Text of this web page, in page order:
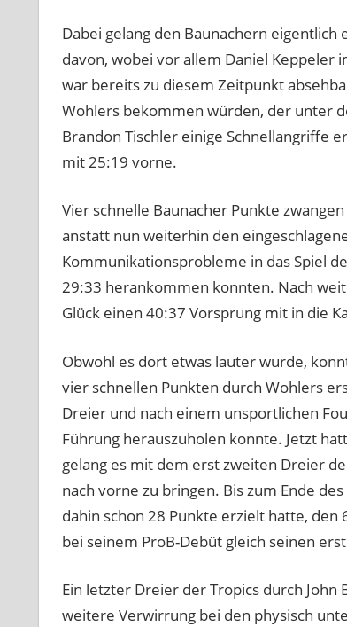
Dabei gelang den Baunachern
davon, wobei vor allem Daniel
war bereits zu diesem Zeitpunkt
Wohlers bekommen würden, der unter
Brandon Tischler einige Schnellangriffe
mit 25:19 vorne.
Vier schnelle Baunacher Punkte
anstatt nun weiterhin den
Kommunikationsprobleme in das Spiel
29:33 herankommen konnten. Nach
Glück einen 40:37 Vorsprung mit in die
Obwohl es dort etwas lauter wurde,
vier schnellen Punkten durch Wohlers
Dreier und nach einem unsportlichen
Führung herauszuholen konnte. Jetzt
gelang es mit dem erst zweiten Dreier
nach vorne zu bringen. Bis zum Ende
dahin schon 28 Punkte erzielt hatte, den
bei seinem ProB-Debüt gleich seinen
Ein letzter Dreier der Tropics durch
weitere Verwirrung bei den physisch